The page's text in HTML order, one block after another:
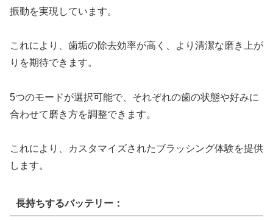
振動を実現しています。
これにより、歯垢の除去効率が高く、より清潔な磨き上が
りを期待できます。
5つのモードが選択可能で、それぞれの歯の状態や好みに
合わせて磨き方を調整できます。
これにより、カスタマイズされたブラッシング体験を提供
します。
長持ちするバッテリー：